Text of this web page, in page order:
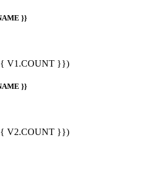
}}
V1.COUNT }})
}}
V2.COUNT }})